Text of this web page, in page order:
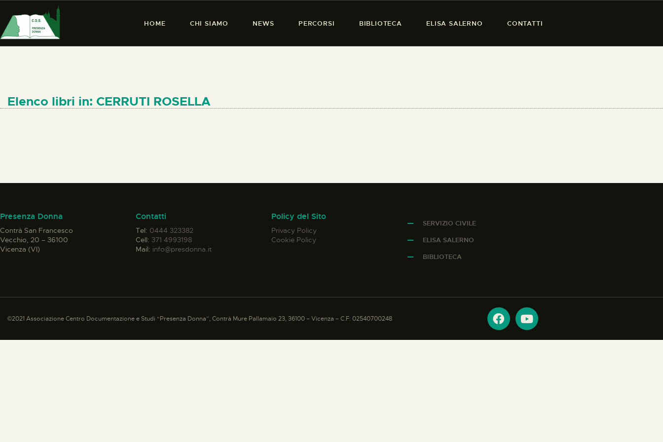
HOME CHI SIAMO NEWS PERCORSI BIBLIOTECA ELISA SALERNO CONTATTI
PRESENZA DONNA
Elenco libri in: CERRUTI ROSELLA
Presenza Donna
Contrà San Francesco
Vecchio, 20 – 36100
Vicenza (VI)
Contatti
Tel: 0444 323382
Cell: 371 4993198
Mail: info@presdonna.it
Policy del Sito
Privacy Policy
Cookie Policy
SERVIZIO CIVILE
ELISA SALERNO
BIBLIOTECA
©2021 Associazione Centro Documentazione e Studi “Presenza Donna”, Contrà Mure Pallamaio 23, 36100 – Vicenza – C.F: 02540700248